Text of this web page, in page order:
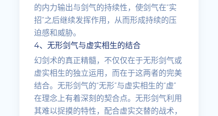
的内力输出与剑气的持续性，使剑气在“实
招”之后继续发挥作用，从而形成持续的压
迫感和威胁。
4、无形剑气与虚实相生的结合
幻剑术的真正精髓，不仅仅在于无形剑气或
虚实相生的独立运用，而在于这两者的完美
结合。无形剑气的“无形”与虚实相生的“虚”
在理念上有着深刻的契合点。无形剑气利用
其难以捉摸的特性，配合虚实交替的战术，